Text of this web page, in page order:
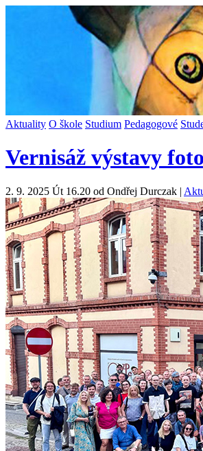
Aktuality O škole Studium Pedagogové
Vernisáž výstavy
2. 9. 2025 Út 16.20 od Ondřej Durczak |